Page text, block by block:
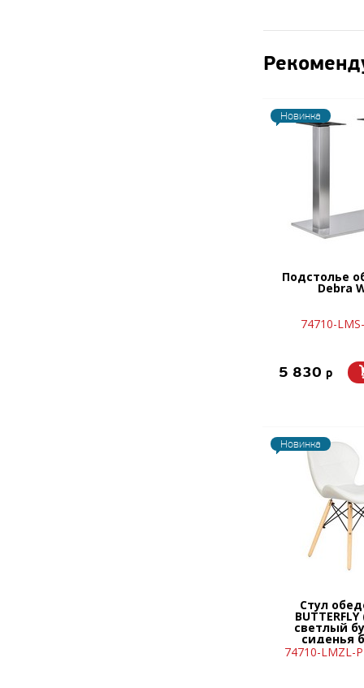
Новинка
Подстолье
Debra
74710-
5 830 p
Новинка
Стул
светлый
сиденья
74710-LMZL-